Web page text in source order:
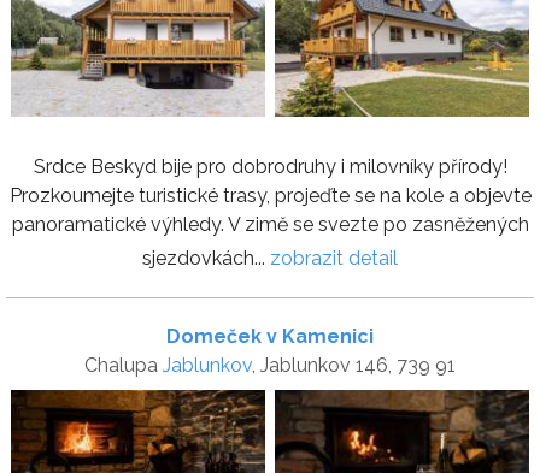
Srdce Beskyd bije pro dobrodruhy i milovníky přírody!
Prozkoumejte turistické trasy, projeďte se na kole a objevte
panoramatické výhledy. V zimě se svezte po zasněžených
sjezdovkách... zobrazit detail
Domeček v Kamenici
Chalupa Jablunkov, Jablunkov 146, 739 91